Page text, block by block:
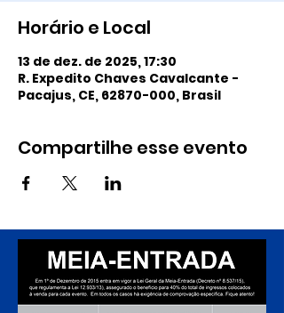
Horário e Local
13 de dez. de 2025, 17:30
R. Expedito Chaves Cavalcante -
Pacajus, CE, 62870-000, Brasil
Compartilhe esse evento